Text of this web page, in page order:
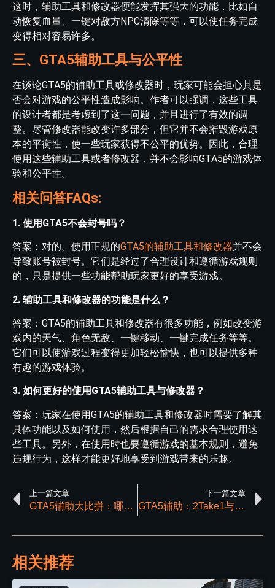
这时，辅助工具和修改器便能发挥其强大的功能，比如自
动恢复血量、一键对敌方NPC清除等等，可以使任务完成
变得相对容易许多。
三、GTA5辅助工具与公平性
在谈论GTA5的辅助工具或修改器时，玩家可能会担心其是
否会对游戏的公平性造成影响。作者可以强调，这些工具
的设计者都是考虑到了这一问题，并且进行了有效的调
整。尽管修改器能改变许多部分，但它并不会摧毁游戏原
本的平衡性，使一些玩家获得不公平的优势。因此，合理
使用这些辅助工具或者修改器，并不会影响GTA5的游戏体
验和公平性。
相关问答FAQs:
1. 使用GTA5不会封号吗？
答案：对的。使用正规的GTA5的辅助工具和修改器并不会
导致账号被封号。它们是经过了合理设计和遵循游戏规则
的，只是提供一些功能帮助玩家更好的享受游戏。
2. 辅助工具和修改器的功能是什么？
答案：GTA5的辅助工具和修改器有很多功能，例如改变游
戏内的天气、角色无敌、一键移动、一键完成任务等等。
它们可以使游戏过程变得更加轻松愉快，也可以提供多种
有趣的游戏体验。
3. 如何更好的使用GTA5辅助工具与修改器？
答案：玩家在使用GTA5的辅助工具和修改器时需要了解其
具体功能以及如何使用，然后根据自己的需求合理使用这
些工具。另外，在使用时也要遵循游戏的基本规则，避免
违规行为，这样才能更好地享受到游戏带来的乐趣。
上一篇文章
GTA5辅助大比拼：哪款辅助最强？
下一篇文章
GTA5辅助：2Take1与MMT之间的区别与独特魅力
相关推荐